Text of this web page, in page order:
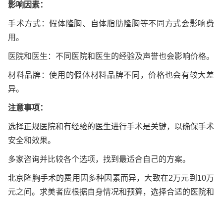
影响因素：
手术方式：假体隆胸、自体脂肪隆胸等不同方式会影响费
用。
医院和医生：不同医院和医生的经验及声誉也会影响价格。
材料品牌：使用的假体材料品牌不同，价格也会有较大差
异。
注意事项：
选择正规医院和有经验的医生进行手术是关键，以确保手术
安全和效果。
多家咨询并比较各个选项，找到最适合自己的方案。
北京隆胸手术的费用因多种因素而异，大致在2万元到10万
元之间。求美者应根据自身情况和预算，选择合适的医院和